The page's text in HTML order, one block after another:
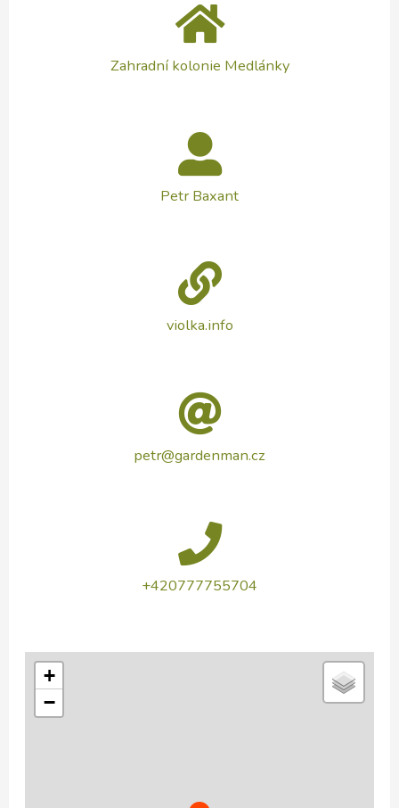
Zahradní kolonie Medlánky
Petr Baxant
violka.info
petr@gardenman.cz
+420777755704
+
−